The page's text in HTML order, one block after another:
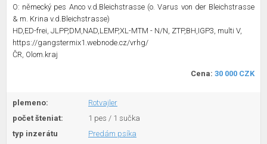
O: německý pes Anco v.d.Bleichstrasse (o. Varus von der Bleichstrasse
& m. Krina v.d.Bleichstrasse)
HD,ED-frei, JLPP,DM,NAD,LEMP,XL-MTM - N/N, ZTP,BH,IGP3, multi V,
https://gangstermix1.webnode.cz/vrhg/
ČR, Olom.kraj
Cena: 30 000 CZK
plemeno:
Rotvajler
počet šteniat:
1 pes / 1 sučka
typ inzerátu
Predám psíka